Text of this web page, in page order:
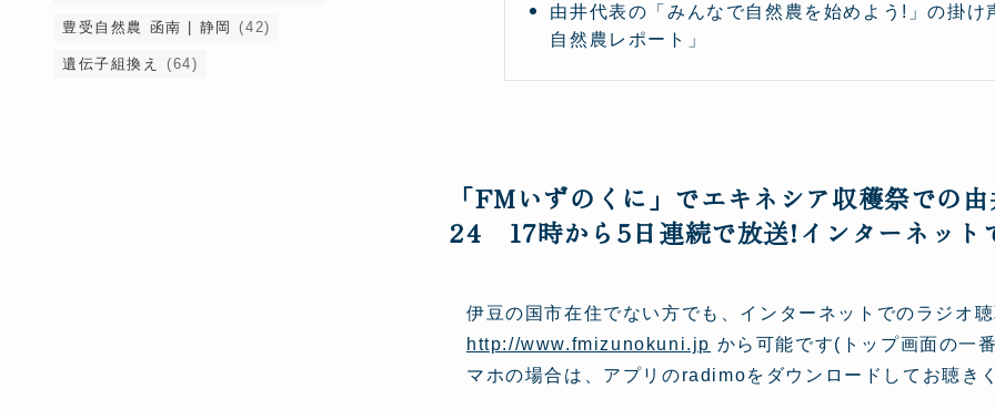
由井代表の「みんなで自然農を始めよう!」の掛
自然農レポート」
「FMいずのくに」でエキネシア収穫祭での
24 17時から5日連続で放送!インターネット
伊豆の国市在住でない方でも、インターネットでのラジオ
http://www.fmizunokuni.jp から可能です(トップ画面の一
マホの場合は、アプリのradimoをダウンロードしてお聴き
豊受自然農 函南 | 静岡 (42)
遺伝子組換え (64)